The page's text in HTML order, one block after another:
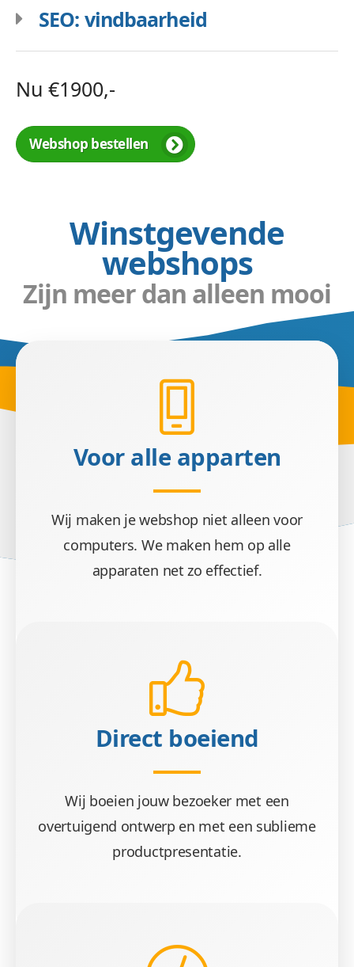
SEO: vindbaarheid
Nu €1900,-
Webshop bestellen
Winstgevende
webshops
Zijn meer dan alleen mooi
Voor alle apparten
Wij maken je webshop niet alleen voor
computers. We maken hem op alle
apparaten net zo effectief.
Direct boeiend
Wij boeien jouw bezoeker met een
overtuigend ontwerp en met een sublieme
productpresentatie.